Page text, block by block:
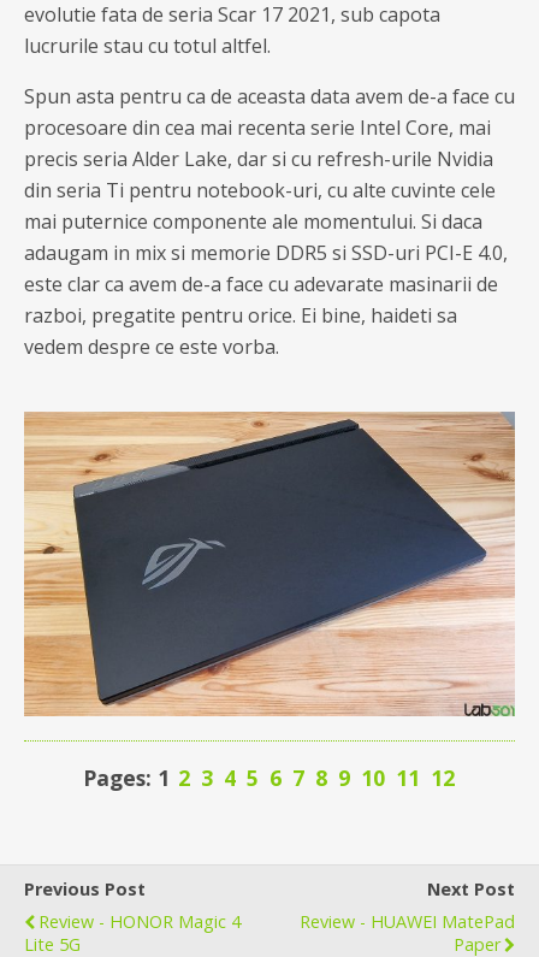
evolutie fata de seria Scar 17 2021, sub capota
lucrurile stau cu totul altfel.
Spun asta pentru ca de aceasta data avem de-a face cu
procesoare din cea mai recenta serie Intel Core, mai
precis seria Alder Lake, dar si cu refresh-urile Nvidia
din seria Ti pentru notebook-uri, cu alte cuvinte cele
mai puternice componente ale momentului. Si daca
adaugam in mix si memorie DDR5 si SSD-uri PCI-E 4.0,
este clar ca avem de-a face cu adevarate masinarii de
razboi, pregatite pentru orice. Ei bine, haideti sa
vedem despre ce este vorba.
Pages: 1 2 3 4 5 6 7 8 9 10 11 12
Previous Post
Review - HONOR Magic 4
Lite 5G
Next Post
Review - HUAWEI MatePad
Paper